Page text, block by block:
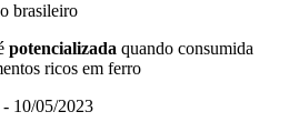
brasileiro
potencializada quando consumida
ricos em ferro
- 10/05/2023